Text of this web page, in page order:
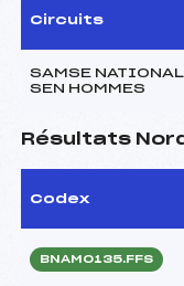
Circuits
SAMSE
SEN HOMMES
Résultats
Codex
BNAM0135.FFS